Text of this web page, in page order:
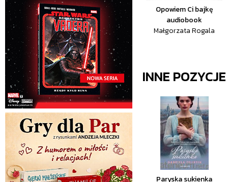
Opowiem Ci bajkę
audiobook
Małgorzata Rogala
INNE
Paryska sukienka